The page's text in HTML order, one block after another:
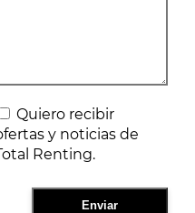
Quiero recibir
y noticias de
Renting.